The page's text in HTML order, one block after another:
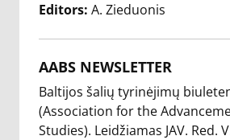
Editors: A. Zieduonis
AABS NEWSLETTER
Baltijos šalių tyrinėjimų
(Association for the
Studies). Leidžiamas JAV. Red.